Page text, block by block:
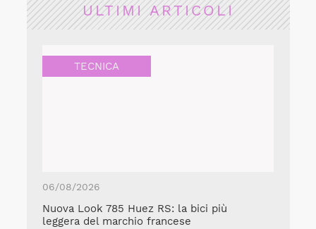
ULTIMI ARTICOLI
TECNICA
06/08/2026
Nuova Look 785 Huez RS: la bici più
leggera del marchio francese